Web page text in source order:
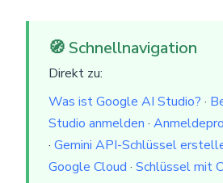
🧭 Schnellnavigation
Direkt zu:
Was ist Google AI Studio? ·
Studio anmelden ·
· Gemini API-Schlüssel
Google Cloud · Schlüssel mit